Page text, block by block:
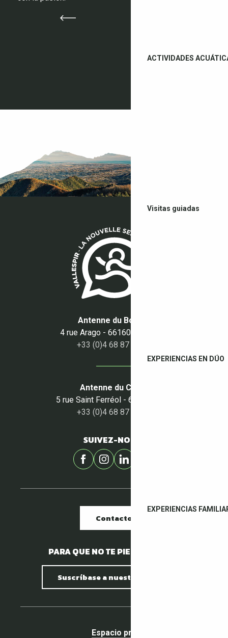
ACTIVIDADES
Visitas guiadas
EXPERIENCIAS EN DÚO
EXPERIENCIAS
Antenne du Boulou
4 rue Arago - 66160 Le Boulou
+33 (0)4 68 87 50 95
Antenne du Céret
5 rue Saint Ferréol - 66400 Céret
+33 (0)4 68 87 00 53
SUIVEZ-NOUS !
Contacto
PARA QUE NO TE PIERDAS NADA.
Suscríbase a nuestro boletín
Espacio pro